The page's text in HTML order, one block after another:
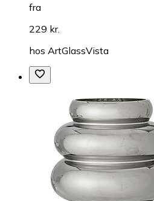
fra
229 kr.
hos ArtGlassVista